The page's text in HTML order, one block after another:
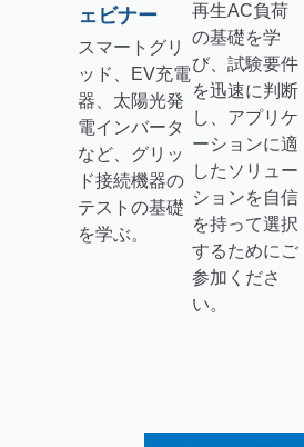
ェビナー
スマートグリ
ッド、EV充電
器、太陽光発
電インバータ
など、グリッ
ド接続機器の
テストの基礎
を学ぶ。
再生AC負荷
の基礎を学
び、試験要件
を迅速に判断
し、アプリケ
ーションに適
したソリュー
ションを自信
を持って選択
するためにご
参加くださ
い。